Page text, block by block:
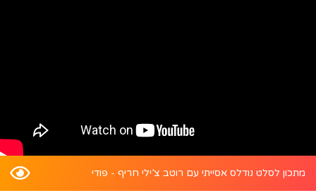
מתכון לסלט נודלס אסייתי עם רוטב צ’ילי חריף - פודי